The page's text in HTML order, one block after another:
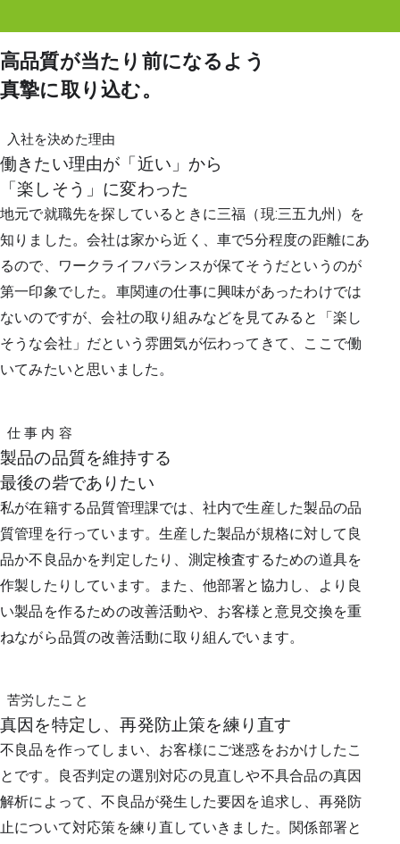
高品質が当たり前になるよう
真摯に取り込む。
入社を決めた理由
働きたい理由が「近い」から
「楽しそう」に変わった
地元で就職先を探しているときに三福（現:三五九州）を
知りました。会社は家から近く、車で5分程度の距離にあ
るので、ワークライフバランスが保てそうだというのが
第一印象でした。車関連の仕事に興味があったわけでは
ないのですが、会社の取り組みなどを見てみると「楽し
そうな会社」だという雰囲気が伝わってきて、ここで働
いてみたいと思いました。
仕 事 内 容
製品の品質を維持する
最後の砦でありたい
私が在籍する品質管理課では、社内で生産した製品の品
質管理を行っています。生産した製品が規格に対して良
品か不良品かを判定したり、測定検査するための道具を
作製したりしています。また、他部署と協力し、より良
い製品を作るための改善活動や、お客様と意見交換を重
ねながら品質の改善活動に取り組んでいます。
苦労したこと
真因を特定し、再発防止策を練り直す
不良品を作ってしまい、お客様にご迷惑をおかけしたこ
とです。良否判定の選別対応の見直しや不具合品の真因
解析によって、不良品が発生した要因を追求し、再発防
止について対応策を練り直していきました。関係部署と